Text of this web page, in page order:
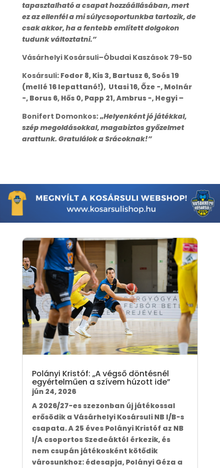
tapasztalható a csapat hozzáállásában, mert
ez az ellenfél a mi súlycsoportunkba tartozik, de
csak akkor, ha a fentebb említett dolgokon
tudunk változtatni.”
Vásárhelyi Kosársuli–Óbudai Kaszások 79-50
Kosársuli: Fodor 8, Kis 3, Bartusz 6, Soós 19
(mellé 16 lepattanó!), Utasi 16, Őze -, Molnár
-, Borus 6, Hős 0, Papp 21, Ambrus -, Hegyi –
Bonifert Domonkos: „Helyenként jó játékkal,
szép megoldásokkal, magabiztos győzelmet
arattunk. Gratulálok a Srácoknak!”
Polányi Kristóf: „A végső döntésnél
egyértelműen a szívem húzott ide”
jún 24, 2026
A 2026/27-es szezonban új játékossal
erősödik a Vásárhelyi Kosársuli NB I/B-s
csapata. A 25 éves Polányi Kristóf az NB
I/A csoportos Szedeáktól érkezik, és
nem csupán játékosként kötődik
városunkhoz: édesapja, Polányi Géza a